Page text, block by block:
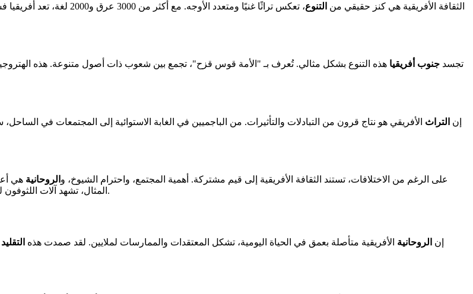
الثقافة الأفريقية هي كنز حقيقي من التنوع
، تعكس تراثًا غنيًا ومتعدد
تجسد جنوب أفريقيا هذه التنوع بشكل مثالي. تُعرف بـ "الأمة قوس قزح"، تجمع بين شعوب ذات أصول متنوعة. هذه
إن التراث الأفريقي هو نتاج قرون من التبادلات والتأثيرات. من الباجميين في الغابة الاستوائية إلى المجتمعات في
على الرغم من الاختلافات، تستند الثقافة الأفريقية إلى قيم مشتركة. أهمية المجتمع، واحترام الشيوخ، و الروحانية هي
المثال، تشهد آلات اللثوفون لدى الكابي على تقاليد موسيقية قديمة لا تزال حية، رموزًا لتنوع ثقافي محفوظ ومُعزّز.
إن الروحانية الأفريقية متأصلة بعمق في الحياة اليومية، تشكل المعتقدات والممارسات لملايين. لقد صمدت هذه التقليد